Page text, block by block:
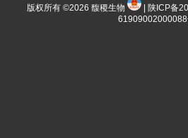
版权所有 ©2026馥稷生物 陕ICP备